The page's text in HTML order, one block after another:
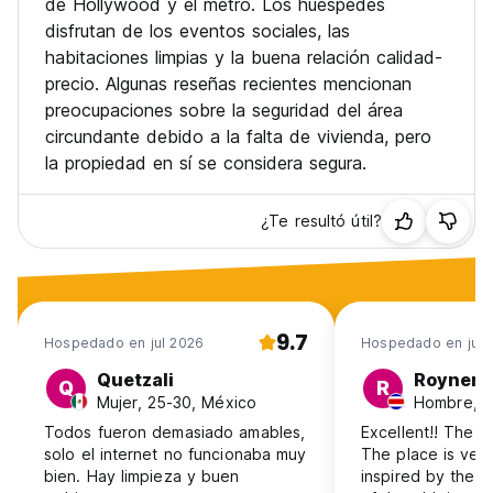
tarifas cada semana.
Lo mejor de todo ¡no tenemos toque de queda! Puedes
explorar la ciudad a tu ritmo.
UBICACIÓN
Desde Banana Bungalow Hollywood se puede ir andando a
- Hollywood y Highland, que se ha convertido en el Times
Square de Los Ángeles, con el Paseo de la Fama, los
programas de televisión en directo, el Teatro Chino, un
sede de la gala de los Oscars.
- Cahuenga Corridor, con más de 28 bares y discotecas
ánimo.
- Hollywood & Vine, la intersección entre Hollywood
Boulevard y Vine Street, que cuenta con una parada de
metro que conecta con prácticamente todos los lugares de
Los Ángeles y es el famoso punto de partida de la industria
de Hollywood y el metro. Los huéspedes
disfrutan de los eventos sociales, las
habitaciones limpias y la buena relación calidad-
precio. Algunas reseñas recientes mencionan
preocupaciones sobre la seguridad del área
circundante debido a la falta de vivienda, pero
la propiedad en sí se considera segura.
¿Te resultó útil?
Hospedado en jul 2026 9.7
Q Quetzali
Mujer, 25-30, México
Todos fueron demasiado amables,
solo el internet no funcionaba muy
bien. Hay limpieza y buen
Hospedado en jul
R Royner
Hombre,
Excellent!! The
The place is
inspired by the